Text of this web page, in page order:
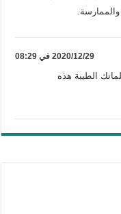
2020/12/29 في 08:29
الطيبة هذه